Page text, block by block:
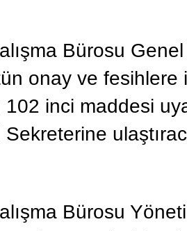
Bürosu
onay ve fesihlere
102 inci maddesi
Bürosu